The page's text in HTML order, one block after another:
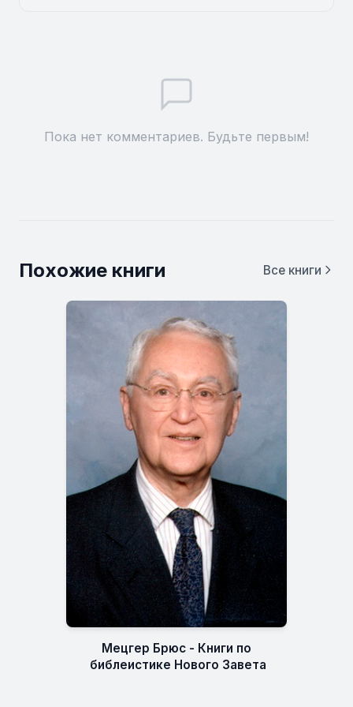
Пока нет комментариев. Будьте первым!
Похожие книги Все книги
Мецгер Брюс - Книги по
библеистике Нового Завета